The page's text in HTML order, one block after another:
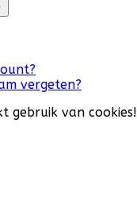
vergeten?
gebruik van cookies!